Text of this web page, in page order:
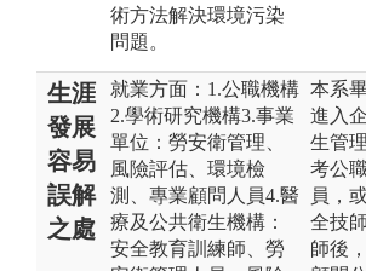
術方法解決環境污染
問題。
生涯
發展
容易
誤解
之處
就業方面：1.公職機構
2.學術研究機構3.事業
單位：勞安衛管理、
風險評估、環境檢
測、專業顧問人員4.醫
療及公共衛生機構：
安全教育訓練師、勞
本系
進入
生管
考公
員，
全技
師後